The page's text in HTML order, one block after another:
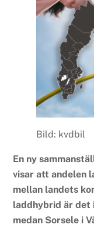
Bild: kvdbil
En ny
visar att andelen
mellan landets
laddhybrid är det
medan Sorsele i